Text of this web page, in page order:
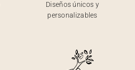
Diseños únicos y
personalizables